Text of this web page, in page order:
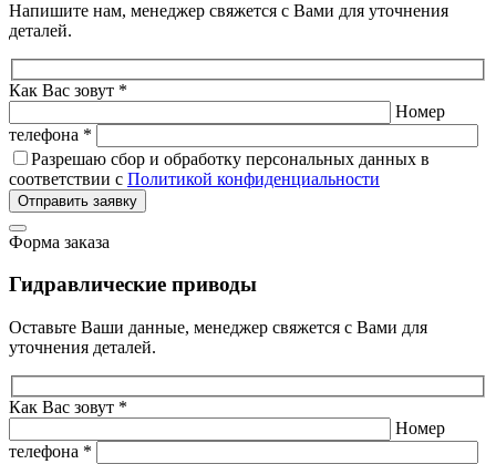
Напишите нам, менеджер свяжется с Вами для уточнения
деталей.
Как Вас зовут *
Номер
телефона *
Разрешаю сбор и обработку персональных данных в
соответствии с Политикой конфиденциальности
Отправить заявку
Форма заказа
Гидравлические приводы
Оставьте Ваши данные, менеджер свяжется с Вами для
уточнения деталей.
Как Вас зовут *
Номер
телефона *